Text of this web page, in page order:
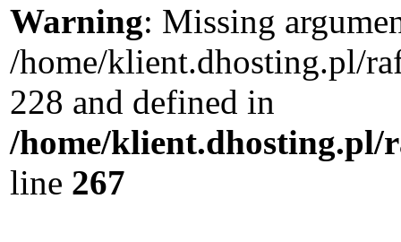
Warning: Missing
/home/klient.dhosting.pl/
228 and defined in
/home/klient.dhosting.pl/
line 267